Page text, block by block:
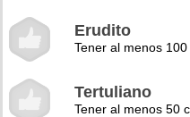
Erudito
Tener al menos
Tertuliano
Tener al menos 50